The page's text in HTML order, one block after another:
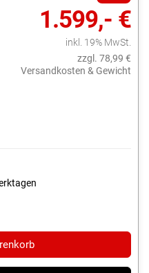
1.599,- €
inkl. 19% MwSt.
zzgl. 78,99 €
Versandkosten & Gewicht